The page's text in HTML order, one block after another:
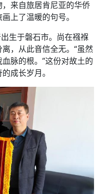
来自旅居肯尼亚的华侨
上了温暖的句号。
生于磐石市。尚在襁褓
，从此音信全无。“虽然
脉的根。”这份对故土的
成长岁月。